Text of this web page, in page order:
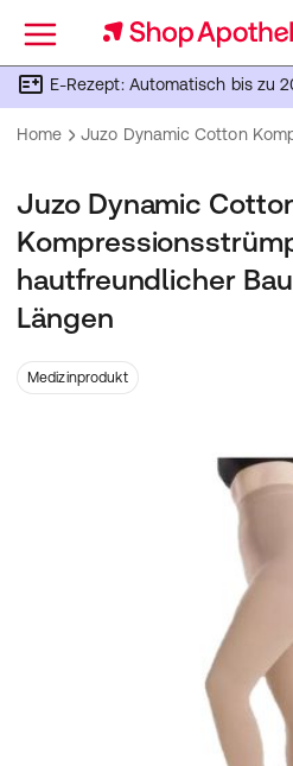
Menü
E-Rezept: Automatisch bis zu
Home Juzo Dynamic Cotton
Juzo Dynamic
hautfreundlicher
Längen
Medizinprodukt